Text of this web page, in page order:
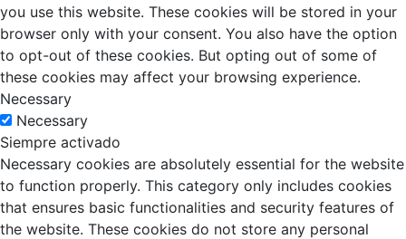
you use this website. These cookies will be stored in your
browser only with your consent. You also have the option
to opt-out of these cookies. But opting out of some of
these cookies may affect your browsing experience.
Necessary
Necessary
Siempre activado
Necessary cookies are absolutely essential for the website
to function properly. This category only includes cookies
that ensures basic functionalities and security features of
the website. These cookies do not store any personal